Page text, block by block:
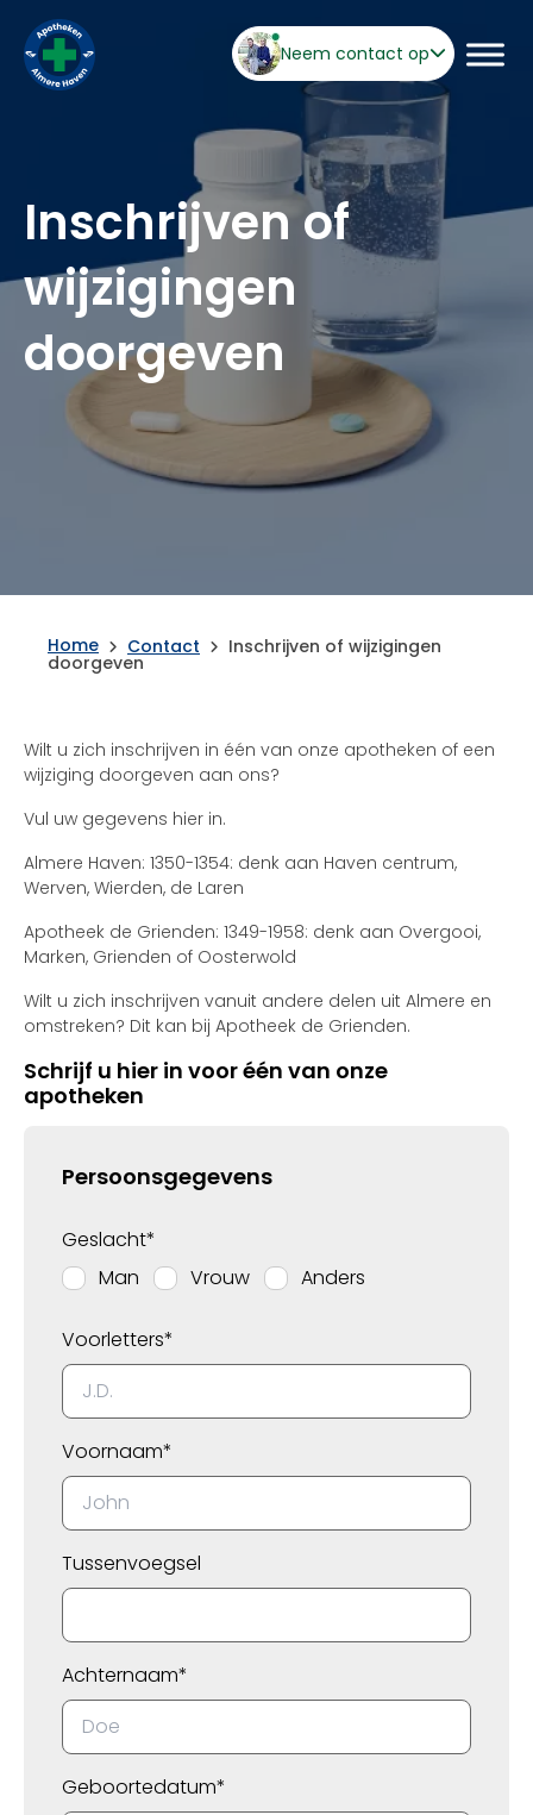
Neem contact op
Inschrijven of
wijzigingen
doorgeven
Home Contact Inschrijven of wijzigingen
doorgeven
Wilt u zich inschrijven in één van onze apotheken of een
wijziging doorgeven aan ons?
Vul uw gegevens hier in.
Almere Haven: 1350-1354: denk aan Haven centrum,
Werven, Wierden, de Laren
Apotheek de Grienden: 1349-1958: denk aan Overgooi,
Marken, Grienden of Oosterwold
Wilt u zich inschrijven vanuit andere delen uit Almere en
omstreken? Dit kan bij Apotheek de Grienden.
Schrijf u hier in voor één van onze
apotheken
Persoonsgegevens
Geslacht*
Man
Vrouw Anders
Voorletters*
Voornaam*
Tussenvoegsel
Achternaam*
Geboortedatum*